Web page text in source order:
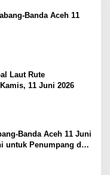
Banda Aceh 11
Laut Rute
11 Juni 2026
Banda Aceh 11 Juni
untuk Penumpang dan